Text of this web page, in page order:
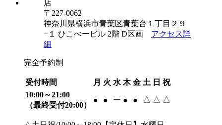
〒227-0062
神奈川県横浜市青葉区青葉台１丁目２９
−１ ひこべービル 2階 D区画 アクセス詳
細
完全予約制
受付時間 月 火 水 木 金 土 日 祝
10:00～21:00
（最終受付20:00）
● ● ー ● ● △ △ △